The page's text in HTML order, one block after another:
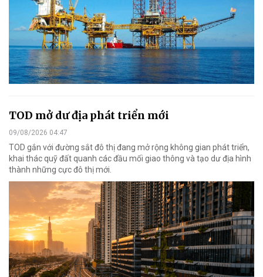
TOD mở dư địa phát triển mới
09/08/2026 04:47
TOD gắn với đường sắt đô thị đang mở rộng không gian phát triển,
khai thác quỹ đất quanh các đầu mối giao thông và tạo dư địa hình
thành những cực đô thị mới.